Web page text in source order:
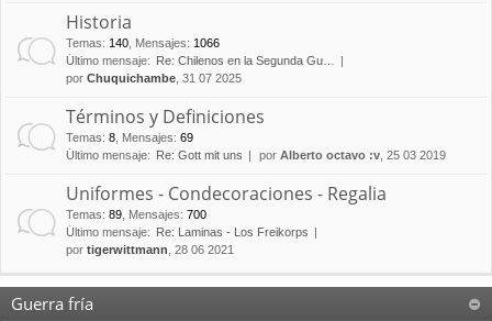
Historia
Temas: 140 Mensajes: 1066
Último mensaje:
Re: Chilenos en la Segunda Gu…
por Chuquichambe , 31 07 2025
Términos y Definiciones
Temas: 8 Mensajes: 69
Último mensaje:
Re: Gott mit uns por Alberto octavo :v , 25 03 2019
Uniformes - Condecoraciones - Regalia
Temas: 89 Mensajes: 700
Último mensaje:
Re: Laminas - Los Freikorps
por tigerwittmann , 28 06 2021
Guerra fría